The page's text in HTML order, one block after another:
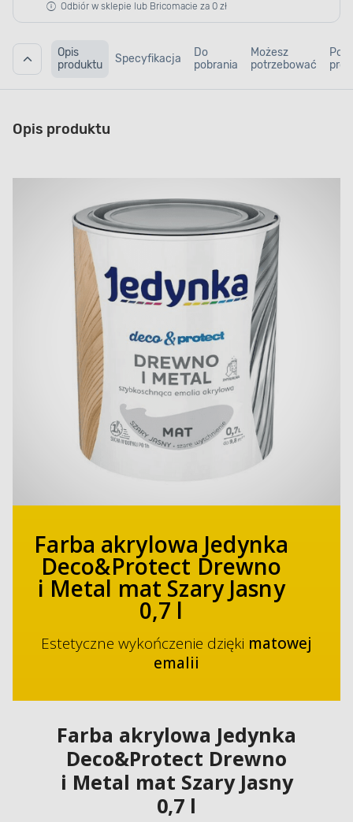
Odbiór w sklepie lub Bricomacie za 0 zł
Opis
produktu
Specyfikacja
Do
pobrania
Możesz
potrzebować
Opis produktu
Farba akrylowa Jedynka
Deco&Protect Drewno
i Metal mat Szary Jasny
0,7 l
Estetyczne wykończenie dzięki matowej
emalii
Farba akrylowa Jedynka
Deco&Protect Drewno
i Metal mat Szary Jasny
0,7 l